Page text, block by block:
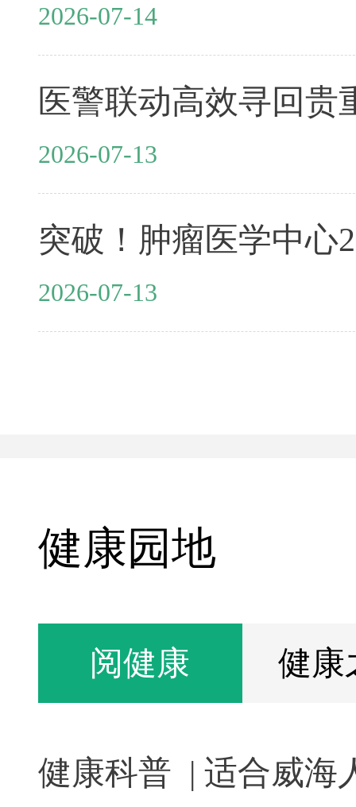
2026-07-14
2026-07-13
2026-07-13
健康园地
阅健康 健康